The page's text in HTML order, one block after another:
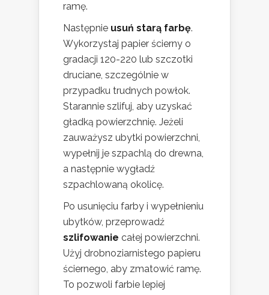
ramę.
Następnie usuń starą farbę.
Wykorzystaj papier ścierny o
gradacji 120-220 lub szczotki
druciane, szczególnie w
przypadku trudnych powłok.
Starannie szlifuj, aby uzyskać
gładką powierzchnię. Jeżeli
zauważysz ubytki powierzchni,
wypełnij je szpachlą do drewna,
a następnie wygładź
szpachlowaną okolicę.
Po usunięciu farby i wypełnieniu
ubytków, przeprowadź
szlifowanie całej powierzchni.
Użyj drobnoziarnistego papieru
ściernego, aby zmatowić ramę.
To pozwoli farbie lepiej